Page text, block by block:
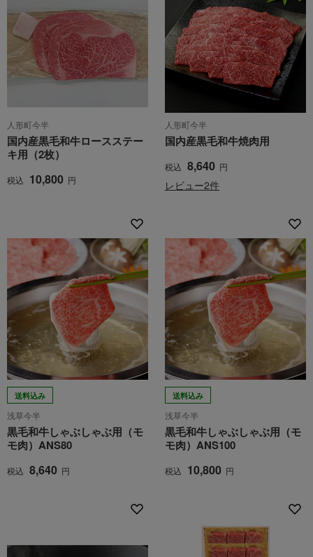
人形町今半
国内産黒毛和牛ロースステー
キ用（2枚）
税込 10,800 円
人形町今半
国内産黒毛和牛焼肉用
税込 8,640 円
レビュー2件
送料込み
浅草今半
黒毛和牛しゃぶしゃぶ用（モ
モ肉）ANS80
税込 8,640 円
送料込み
浅草今半
黒毛和牛しゃぶしゃぶ用（モ
モ肉）ANS100
税込 10,800 円